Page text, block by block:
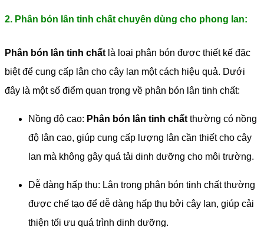
2. Phân bón lân tinh chất chuyên dùng cho phong lan:
Phân bón lân tinh chất là loại phân bón được thiết kế đặc
biệt để cung cấp lân cho cây lan một cách hiệu quả. Dưới
đây là một số điểm quan trọng về phân bón lân tinh chất:
Nồng độ cao: Phân bón lân tinh chất thường có nồng
độ lân cao, giúp cung cấp lượng lân cần thiết cho cây
lan mà không gây quá tải dinh dưỡng cho môi trường.
Dễ dàng hấp thụ: Lân trong phân bón tinh chất thường
được chế tạo để dễ dàng hấp thụ bởi cây lan, giúp cải
thiện tối ưu quá trình dinh dưỡng.